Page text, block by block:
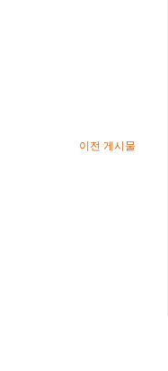
이전 게시물